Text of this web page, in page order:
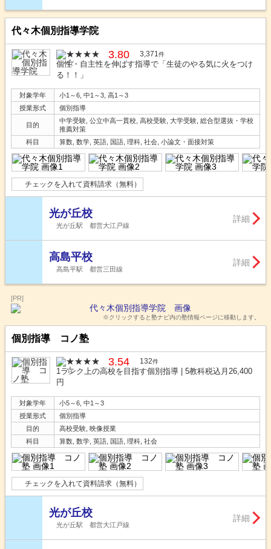
代々木個別指導学院
3.80 3,371件
個性・自主性を伸ばす指導で「生徒のやる気に火をつけ
る！！」
対象学年
小1～6, 中1～3, 高1～3
授業形式
個別指導
目的
中学受験, 公立中高一貫校, 高校受験, 大学受験, 総合型選抜・学校
推薦対策
科目
算数, 数学, 英語, 国語, 理科, 社会, 小論文・面接対策
チェックを入れて資料請求（無料）
光が丘校
光が丘駅 都営大江戸線
詳細
高島平校
高島平駅 都営三田線
詳細
[PR]
※クリックすると塾ナビ内の塾情報ページに移動します。
個別指導 コノ塾
3.54 132件
1ランク上の高校を目指す個別指導 | 5教科税込月26,400
円
対象学年
小5～6, 中1～3
授業形式
個別指導
目的
高校受験, 映像授業
科目
算数, 数学, 英語, 国語, 理科, 社会
チェックを入れて資料請求（無料）
光が丘校
光が丘駅 都営大江戸線
詳細